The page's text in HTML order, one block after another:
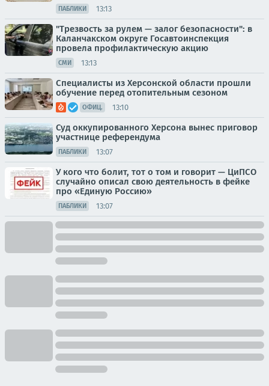
ПАБЛИКИ 13:13
"Трезвость за рулем — залог безопасности": в
Каланчакском округе Госавтоинспекция
провела профилактическую акцию
СМИ 13:13
Специалисты из Херсонской области прошли
обучение перед отопительным сезоном
ОФИЦ. 13:10
Суд оккупированного Херсона вынес приговор
участнице референдума
ПАБЛИКИ 13:07
У кого что болит, тот о том и говорит — ЦиПСО
случайно описал свою деятельность в фейке
про «Единую Россию»
ПАБЛИКИ 13:07